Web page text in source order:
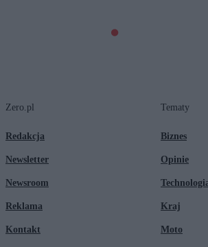
Zero.pl
Redakcja
Newsletter
Newsroom
Reklama
Kontakt
Tematy
Biznes
Opinie
Kraj
Moto